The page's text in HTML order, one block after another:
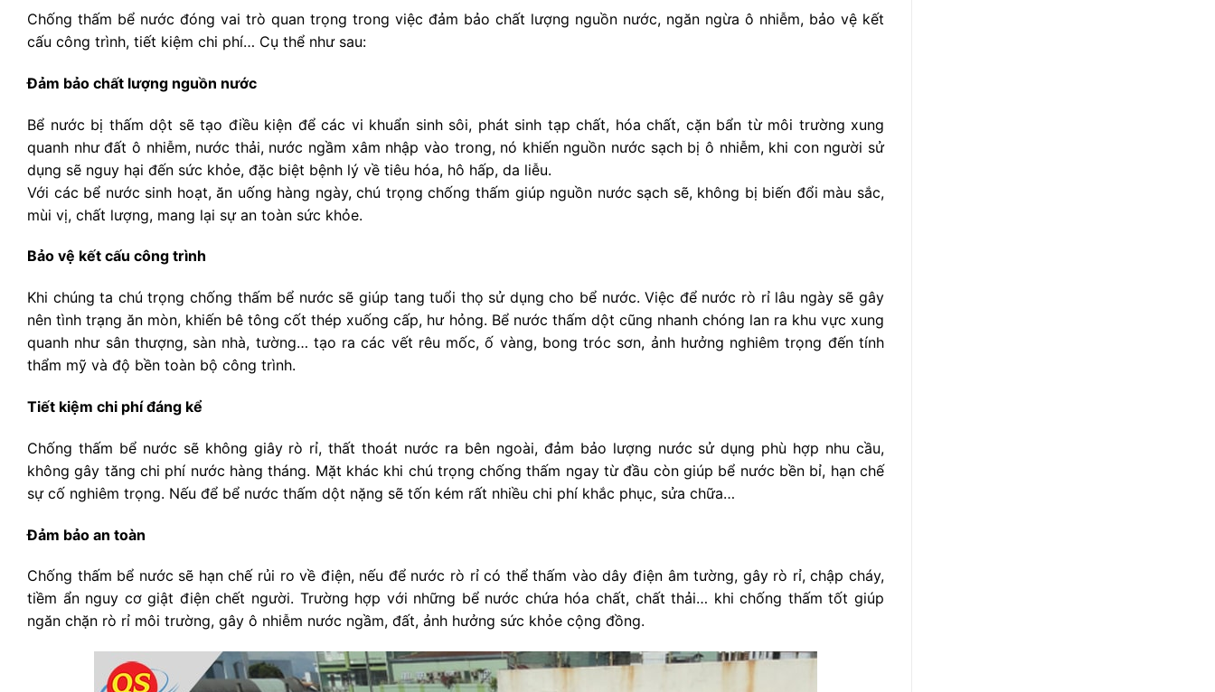
Chống thấm bể nước đóng vai trò quan trọng trong việc đảm bảo chất lượng nguồn nước, ngăn ngừa ô nhiễm, bảo vệ kết
cấu công trình, tiết kiệm chi phí… Cụ thể như sau:
Đảm bảo chất lượng nguồn nước
Bể nước bị thấm dột sẽ tạo điều kiện để các vi khuẩn sinh sôi, phát sinh tạp chất, hóa chất, cặn bẩn từ môi trường xung
quanh như đất ô nhiễm, nước thải, nước ngầm xâm nhập vào trong, nó khiến nguồn nước sạch bị ô nhiễm, khi con người sử
dụng sẽ nguy hại đến sức khỏe, đặc biệt bệnh lý về tiêu hóa, hô hấp, da liễu.
Với các bể nước sinh hoạt, ăn uống hàng ngày, chú trọng chống thấm giúp nguồn nước sạch sẽ, không bị biến đổi màu sắc,
mùi vị, chất lượng, mang lại sự an toàn sức khỏe.
Bảo vệ kết cấu công trình
Khi chúng ta chú trọng chống thấm bể nước sẽ giúp tang tuổi thọ sử dụng cho bể nước. Việc để nước rò rỉ lâu ngày sẽ gây
nên tình trạng ăn mòn, khiến bê tông cốt thép xuống cấp, hư hỏng. Bể nước thấm dột cũng nhanh chóng lan ra khu vực xung
quanh như sân thượng, sàn nhà, tường… tạo ra các vết rêu mốc, ố vàng, bong tróc sơn, ảnh hưởng nghiêm trọng đến tính
thẩm mỹ và độ bền toàn bộ công trình.
Tiết kiệm chi phí đáng kể
Chống thấm bể nước sẽ không giây rò rỉ, thất thoát nước ra bên ngoài, đảm bảo lượng nước sử dụng phù hợp nhu cầu,
không gây tăng chi phí nước hàng tháng. Mặt khác khi chú trọng chống thấm ngay từ đầu còn giúp bể nước bền bỉ, hạn chế
sự cố nghiêm trọng. Nếu để bể nước thấm dột nặng sẽ tốn kém rất nhiều chi phí khắc phục, sửa chữa…
Đảm bảo an toàn
Chống thấm bể nước sẽ hạn chế rủi ro về điện, nếu để nước rò rỉ có thể thấm vào dây điện âm tường, gây rò rỉ, chập cháy,
tiềm ẩn nguy cơ giật điện chết người. Trường hợp với những bể nước chứa hóa chất, chất thải… khi chống thấm tốt giúp
ngăn chặn rò rỉ môi trường, gây ô nhiễm nước ngầm, đất, ảnh hưởng sức khỏe cộng đồng.